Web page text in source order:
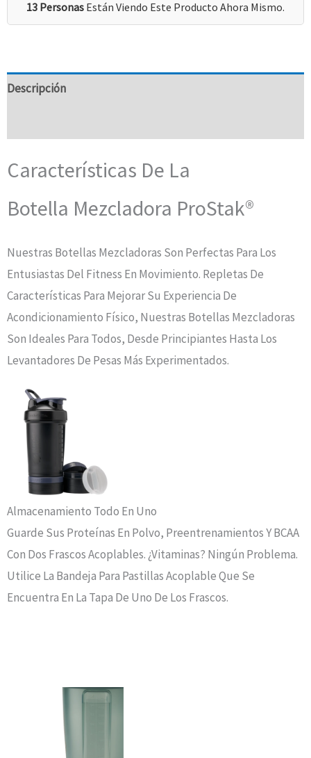
13 Personas Están Viendo Este Producto Ahora Mismo.
Descripción
Características De La
Botella Mezcladora ProStak®
Nuestras Botellas Mezcladoras Son Perfectas Para Los
Entusiastas Del Fitness En Movimiento. Repletas De
Características Para Mejorar Su Experiencia De
Acondicionamiento Físico, Nuestras Botellas Mezcladoras
Son Ideales Para Todos, Desde Principiantes Hasta Los
Levantadores De Pesas Más Experimentados.
Almacenamiento Todo En Uno
Guarde Sus Proteínas En Polvo, Preentrenamientos Y BCAA
Con Dos Frascos Acoplables. ¿Vitaminas? Ningún Problema.
Utilice La Bandeja Para Pastillas Acoplable Que Se
Encuentra En La Tapa De Uno De Los Frascos.